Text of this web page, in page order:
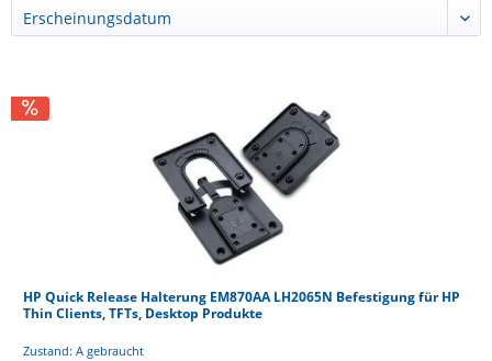
HP Quick Release Halterung EM870AA LH2065N Befestigung für HP
Thin Clients, TFTs, Desktop Produkte
Zustand: A gebraucht